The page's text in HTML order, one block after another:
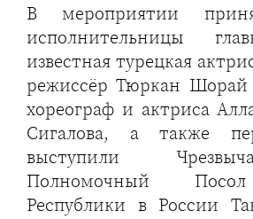
В мероприятии
исполнительницы
известная турецкая
режиссёр Тюркан Шорай
хореограф и актриса
Сигалова, а также
выступили
Полномочный
Республики в России